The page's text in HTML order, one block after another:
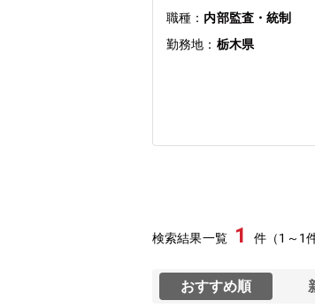
職種： 内部監査・統制
勤務地： 栃木県
検索結果一覧 1 件（1～1
おすすめ順